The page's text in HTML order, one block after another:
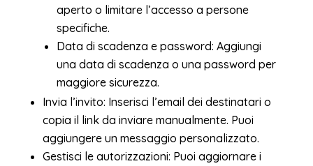
aperto o limitare l’accesso a persone
specifiche.
Data di scadenza e password: Aggiungi
una data di scadenza o una password per
maggiore sicurezza.
Invia l’invito: Inserisci l’email dei destinatari o
copia il link da inviare manualmente. Puoi
aggiungere un messaggio personalizzato.
Gestisci le autorizzazioni: Puoi aggiornare i